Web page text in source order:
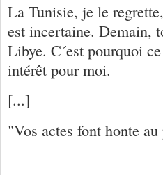
La Tunisie, je le
est incertaine. Demain,
Libye. C´est pourquoi
intérêt pour moi.
[...]
"Vos actes font honte